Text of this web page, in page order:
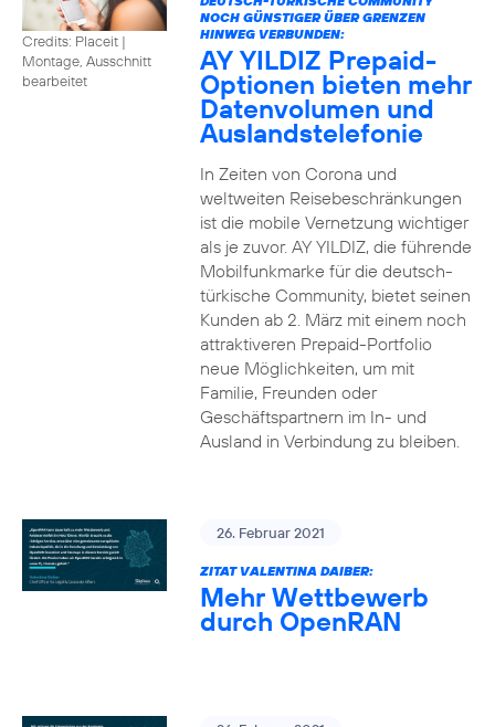
Credits: Placeit |
Montage, Ausschnitt
bearbeitet
NOCH GÜNSTIGER ÜBER GRENZEN
HINWEG VERBUNDEN:
AY YILDIZ Prepaid-
Optionen bieten mehr
Datenvolumen und
Auslandstelefonie
In Zeiten von Corona und
weltweiten Reisebeschränkungen
ist die mobile Vernetzung wichtiger
als je zuvor. AY YILDIZ, die führende
Mobilfunkmarke für die deutsch-
türkische Community, bietet seinen
Kunden ab 2. März mit einem noch
attraktiveren Prepaid-Portfolio
neue Möglichkeiten, um mit
Familie, Freunden oder
Geschäftspartnern im In- und
Ausland in Verbindung zu bleiben.
26. Februar 2021
ZITAT VALENTINA DAIBER:
Mehr Wettbewerb
durch OpenRAN